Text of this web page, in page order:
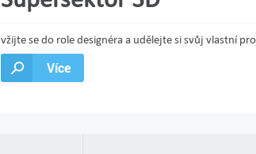
vžijte se do role designéra a udělejte si svůj vlastní
Více